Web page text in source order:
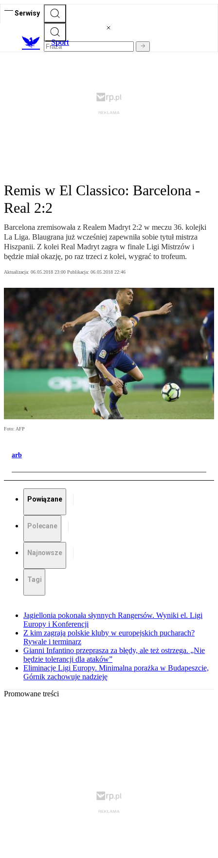
Serwisy
Sport
Remis w El Classico: Barcelona -
Real 2:2
Barcelona zremisowała z Realem Madryt 2:2 w meczu 36. kolejki
La Liga. Blaugrana już wcześniej zapewniła sobie tytuł mistrza
Hiszpanii. Z kolei Real Madryt zagra w finale Ligi Mistrzów i
będzie miał okazję, po raz trzeci z kolei, wygrać to trofeum.
Aktualizacja: 06.05.2018 23:00 Publikacja: 06.05.2018 22:46
Foto: AFP
arb
Powiązane
Polecane
Najnowsze
Tagi
Jagiellonia pokonała słynnych Rangersów. Wyniki el. Ligi
Europy i Konferencji
Z kim zagrają polskie kluby w europejskich pucharach?
Rywale i terminarz
Gianni Infantino przeprasza za błędy, ale też ostrzega. „Nie
będzie tolerancji dla ataków”
Eliminacje Ligi Europy. Minimalna porażka w Budapeszcie,
Górnik zachowuje nadzieję
Promowane treści